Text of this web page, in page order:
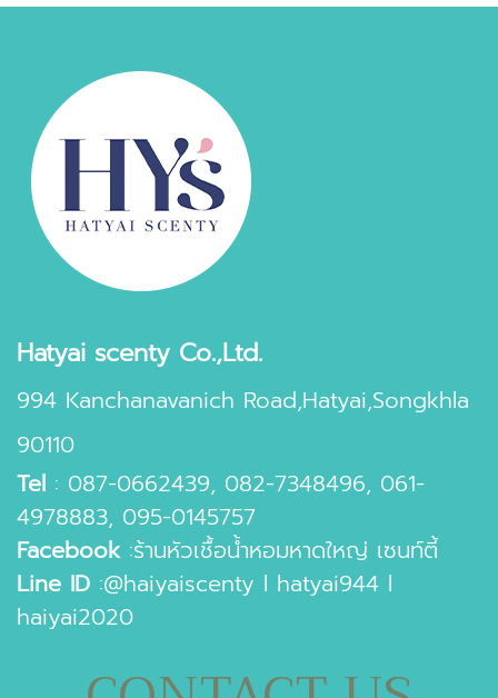
Hatyai scenty Co.,Ltd.
994 Kanchanavanich Road,Hatyai,Songkhla
90110
Tel : 087-0662439, 082-7348496, 061-
4978883, 095-0145757
Facebook:ร้านหัวเชื้อน้ำหอมหาดใหญ่ เซนท์ตี้
Line ID :@haiyaiscenty l hatyai944 l
haiyai2020